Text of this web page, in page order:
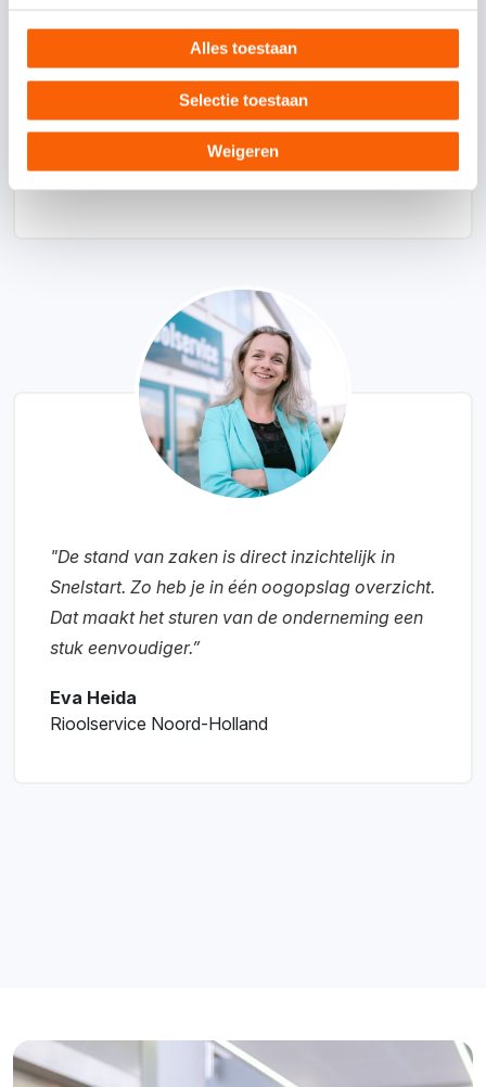
Alles toestaan
Selectie toestaan
Weigeren
"Ik maak een foto van een bon of factuur en
verstuur het online. Dat werkt fantastisch. Veel
maneges weten niet eens dat dit digitaal kan."
"De stand van zaken is direct inzichtelijk in
Snelstart. Zo heb je in één oogopslag overzicht.
Dat maakt het sturen van de onderneming een
stuk eenvoudiger.”
Eva Heida
Rioolservice Noord-Holland